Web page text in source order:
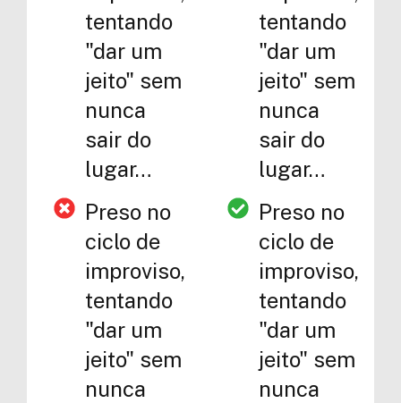
tentando
"dar um
jeito" sem
nunca
sair do
lugar…
Preso no
ciclo de
improviso,
tentando
"dar um
jeito" sem
nunca
tentando
"dar um
jeito" sem
nunca
sair do
lugar…
Preso no
ciclo de
improviso,
tentando
"dar um
jeito" sem
nunca